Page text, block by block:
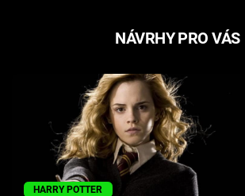
NÁVRHY PRO VÁS
HARRY POTTER